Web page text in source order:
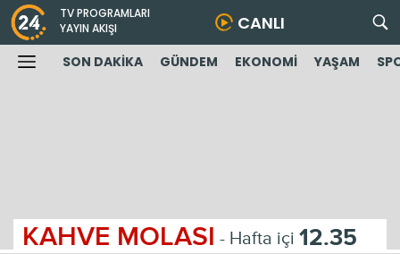
TV PROGRAMLARI
YAYIN AKIŞI
CANLI
SON DAKİKA GÜNDEM EKONOMİ YAŞAM
KAHVE MOLASI - Hafta içi 12.35